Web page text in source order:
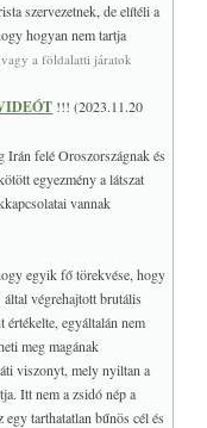
szervezetnek, de elítéli a
hogyan nem tartja
a földalatti járatok
!!! (2023.11.20
Irán felé Oroszországnak és
egyezmény a látszat
vannak
egyik fő törekvése, hogy
végrehajtott brutális
egyáltalán nem
meg magának
viszonyt, mely nyiltan a
Itt nem a zsidó nép a
tarthatatlan bűnös cél és